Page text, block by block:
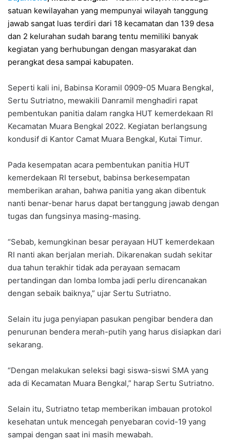
satuan kewilayahan yang mempunyai wilayah tanggung
jawab sangat luas terdiri dari 18 kecamatan dan 139 desa
dan 2 kelurahan sudah barang tentu memiliki banyak
kegiatan yang berhubungan dengan masyarakat dan
perangkat desa sampai kabupaten.
Seperti kali ini, Babinsa Koramil 0909-05 Muara Bengkal,
Sertu Sutriatno, mewakili Danramil menghadiri rapat
pembentukan panitia dalam rangka HUT kemerdekaan RI
Kecamatan Muara Bengkal 2022. Kegiatan berlangsung
kondusif di Kantor Camat Muara Bengkal, Kutai Timur.
Pada kesempatan acara pembentukan panitia HUT
kemerdekaan RI tersebut, babinsa berkesempatan
memberikan arahan, bahwa panitia yang akan dibentuk
nanti benar-benar harus dapat bertanggung jawab dengan
tugas dan fungsinya masing-masing.
“Sebab, kemungkinan besar perayaan HUT kemerdekaan
RI nanti akan berjalan meriah. Dikarenakan sudah sekitar
dua tahun terakhir tidak ada perayaan semacam
pertandingan dan lomba lomba jadi perlu direncanakan
dengan sebaik baiknya,” ujar Sertu Sutriatno.
Selain itu juga penyiapan pasukan pengibar bendera dan
penurunan bendera merah-putih yang harus disiapkan dari
sekarang.
“Dengan melakukan seleksi bagi siswa-siswi SMA yang
ada di Kecamatan Muara Bengkal,” harap Sertu Sutriatno.
Selain itu, Sutriatno tetap memberikan imbauan protokol
kesehatan untuk mencegah penyebaran covid-19 yang
sampai dengan saat ini masih mewabah.